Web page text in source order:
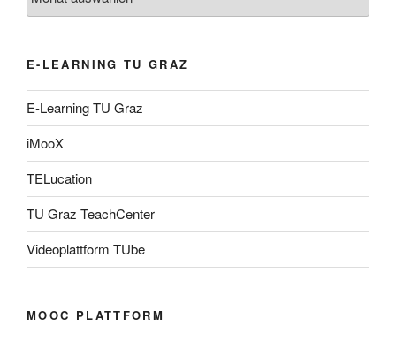
E-LEARNING TU GRAZ
E-Learning TU Graz
iMooX
TELucation
TU Graz TeachCenter
Videoplattform TUbe
MOOC PLATTFORM